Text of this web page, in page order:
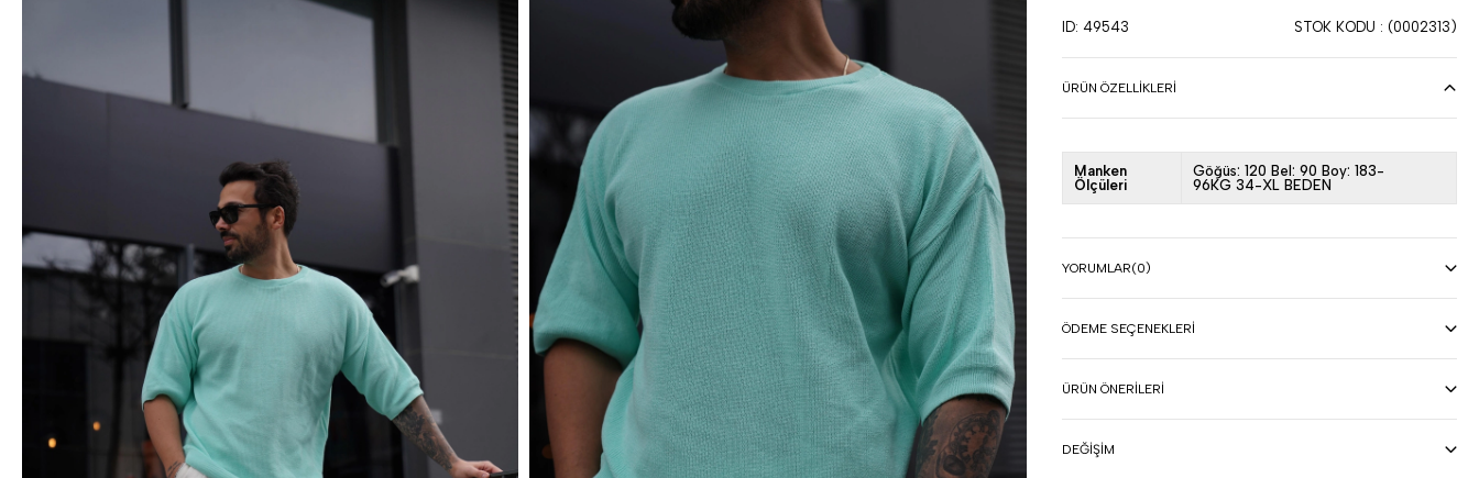
ID: 49543 STOK KODU (0002313)
ÜRÜN ÖZELLIKLERI
Manken
Ölçüleri
Göğüs: 120 Bel: 90 Boy: 183-
96KG 34-XL BEDEN
YORUMLAR(0)
ÖDEME SEÇENEKLERI
ÜRÜN ÖNERILERI
DEĞIŞIM